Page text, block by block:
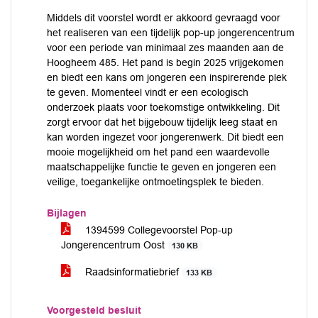
Middels dit voorstel wordt er akkoord gevraagd voor
het realiseren van een tijdelijk pop-up jongerencentrum
voor een periode van minimaal zes maanden aan de
Hoogheem 485. Het pand is begin 2025 vrijgekomen
en biedt een kans om jongeren een inspirerende plek
te geven. Momenteel vindt er een ecologisch
onderzoek plaats voor toekomstige ontwikkeling. Dit
zorgt ervoor dat het bijgebouw tijdelijk leeg staat en
kan worden ingezet voor jongerenwerk. Dit biedt een
mooie mogelijkheid om het pand een waardevolle
maatschappelijke functie te geven en jongeren een
veilige, toegankelijke ontmoetingsplek te bieden.
Bijlagen
1394599 Collegevoorstel Pop-up
Jongerencentrum Oost
130 KB
Raadsinformatiebrief 133 KB
Voorgesteld besluit